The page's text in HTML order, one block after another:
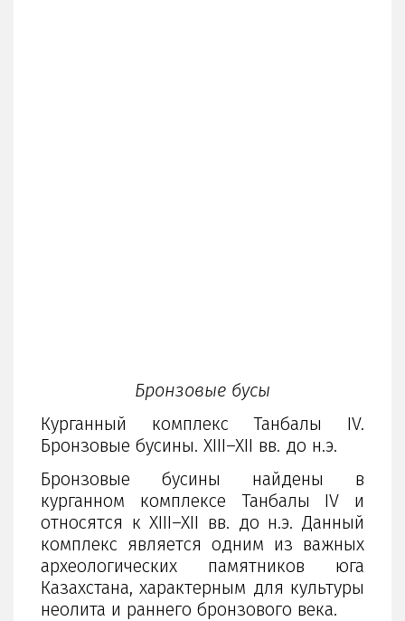
Бронзовые бусы
Курганный комплекс Танбалы IV.
Бронзовые бусины. XIII–XII вв. до н.э.
Бронзовые бусины найдены в
курганном комплексе Танбалы IV и
относятся к XIII–XII вв. до н.э. Данный
комплекс является одним из важных
археологических памятников юга
Казахстана, характерным для культуры
неолита и раннего бронзового века.